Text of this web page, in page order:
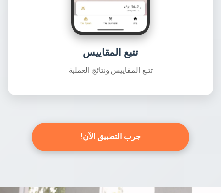
تتبع المقاييس
تتبع المقاييس ونتائج العملية
جرب التطبيق الآن!